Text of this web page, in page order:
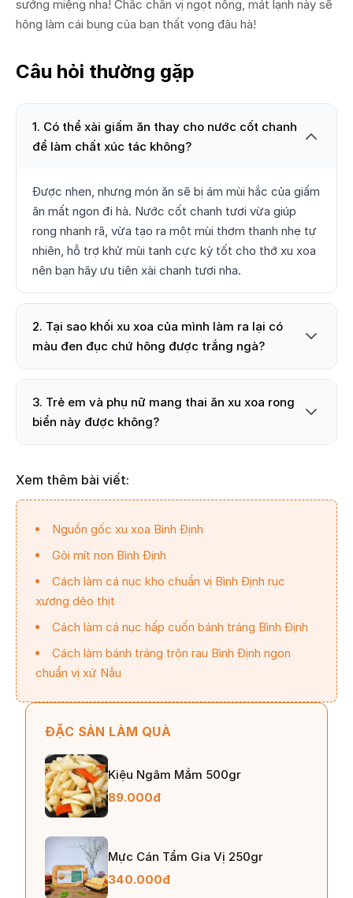
sướng miệng nha! Chắc chắn vị ngọt nồng, mát lạnh này sẽ
hông làm cái bụng của bạn thất vọng đâu hà!
Câu hỏi thường gặp
1. Có thể xài giấm ăn thay cho nước cốt chanh
để làm chất xúc tác không?
Được nhen, nhưng món ăn sẽ bị ám mùi hắc của giấm
ăn mất ngon đi hà. Nước cốt chanh tươi vừa giúp
rong nhanh rã, vừa tạo ra một mùi thơm thanh nhẹ tự
nhiên, hỗ trợ khử mùi tanh cực kỳ tốt cho thớ xu xoa
nên bạn hãy ưu tiên xài chanh tươi nha.
2. Tại sao khối xu xoa của mình làm ra lại có
màu đen đục chứ hông được trắng ngà?
3. Trẻ em và phụ nữ mang thai ăn xu xoa rong
biển này được không?
Xem thêm bài viết:
Nguồn gốc xu xoa Bình Định
Gỏi mít non Bình Định
Cách làm cá nục kho chuẩn vị Bình Định rục
xương dẻo thịt
Cách làm cá nục hấp cuốn bánh tráng Bình Định
Cách làm bánh tráng trộn rau Bình Định ngon
chuẩn vị xứ Nẫu
ĐẶC SẢN LÀM QUÀ
Kiệu Ngâm Mắm 500gr
89.000đ
Mực Cán Tẩm Gia Vị 250gr
340.000đ